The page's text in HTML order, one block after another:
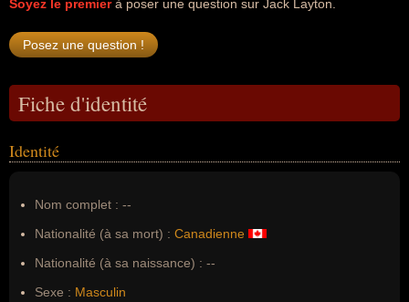
Soyez le premierà poser une question sur Jack Layton.
Fiche d'identité
Identité
Nom complet : --
Nationalité (à sa mort) : Canadienne
Nationalité (à sa naissance) : --
Sexe : Masculin